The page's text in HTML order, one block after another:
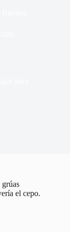
el cepo.